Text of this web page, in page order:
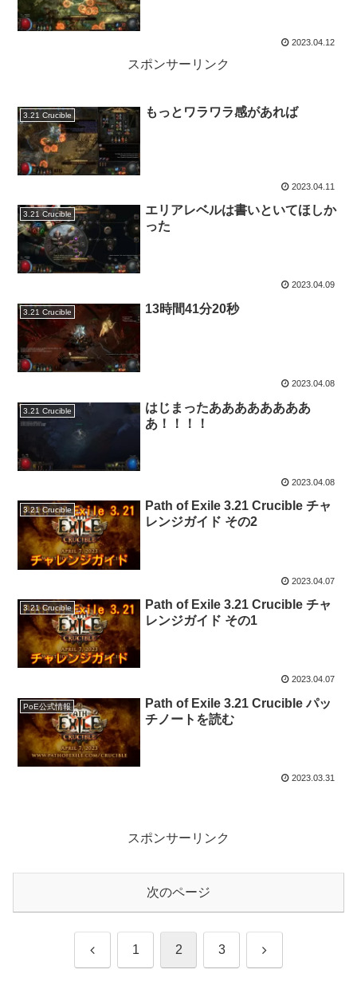
2023.04.12
スポンサーリンク
3.21 Crucible もっとワラワラ感があれば
2023.04.11
3.21 Crucible
エリアレベルは書いといてほしか
った
2023.04.09
3.21 Crucible 13時間41分20秒
2023.04.08
3.21 Crucible
はじまったああああああああ
あ！！！！
2023.04.08
3.21 Crucible
Path of Exile 3.21 Crucible チャ
レンジガイド その2
2023.04.07
3.21 Crucible
Path of Exile 3.21 Crucible チャ
レンジガイド その1
2023.04.07
PoE公式情報
Path of Exile 3.21 Crucible パッ
チノートを読む
2023.03.31
スポンサーリンク
次のページ
前 1 2 3 次